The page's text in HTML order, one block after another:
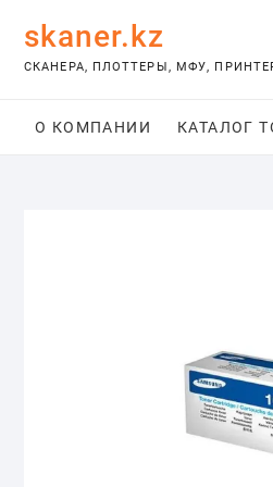
content
skaner.kz
СКАНЕРА, ПЛОТТЕРЫ, МФУ,
О КОМПАНИИ КАТАЛОГ